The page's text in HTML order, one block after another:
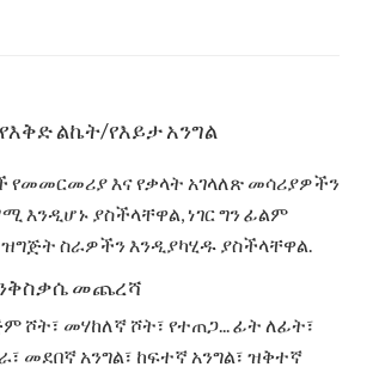
ልኬት/የእይታ አንግል
የመመርመሪያ እና የቃላት አገላለጽ መሳሪያዎችን
እንዲሆኑ ያስችላቸዋል, ነገር ግን ፊልም
ስራዎችን እንዲያካሂዱ ያስችላቸዋል.
መጨረሻ
ሾት፣ መሃከለኛ ሾት፣ የተጠጋ... ፊት ለፊት፣
መደበኛ አንግል፣ ከፍተኛ አንግል፣ ዝቅተኛ